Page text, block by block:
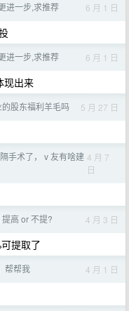
进一步,求推荐 6 月 1 日
进一步,求推荐 6 月 1 日
现出来
股东福利羊毛吗 5 月 27 日
手术了， v 友有啥建 4 月 7
日
高 or 不提? 4 月 3 日
提取了
帮帮我 4 月 1 日